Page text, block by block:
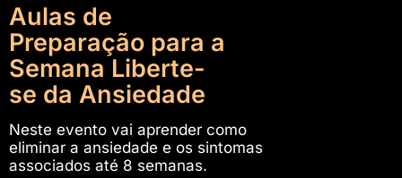
Aulas de
Preparação para a
Semana Liberte-
se da Ansiedade
Neste evento vai aprender como
eliminar a ansiedade e os sintomas
associados até 8 semanas.